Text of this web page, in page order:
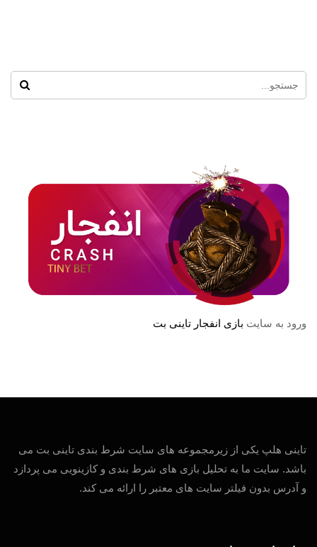
ورود به سایت بازی انفجار تاینی بت
تاینی هلپ یکی از زیرمجموعه های سایت شرط بندی تاینی بت می
باشد. سایت ما به تحلیل بازی های شرط بندی و کازینویی می پردازد
و آدرس بدون فیلتر سایت های معتبر را ارائه می کند.